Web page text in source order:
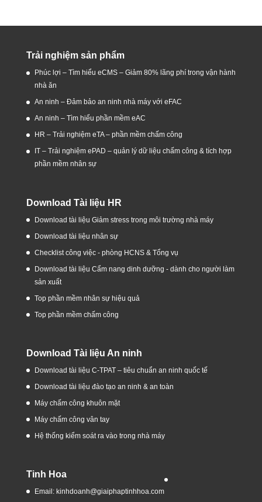
Trải nghiệm sản phẩm
Phúc lợi – Tìm hiểu eCMS – Giảm 80% lãng phí trong vận hành
nhà ăn
An ninh – Đảm bảo an ninh nhà máy với eFAC
An ninh – Tìm hiểu phần mềm eAC
HR – Trải nghiệm eTA – phần mềm chấm công
IT – Trải nghiệm ePAD – quản lý dữ liệu chấm công & tích hợp
phần mềm nhân sự
Download Tài liệu HR
Download tài liệu Giảm stress trong môi trường nhà máy
Download tài liệu nhân sự
Checklist công việc - phòng HCNS & Tổng vụ
Download tài liệu Cẩm nang dinh dưỡng - dành cho người làm
sản xuất
Top phần mềm nhân sự hiệu quả
Top phần mềm chấm công
Download Tài liệu An ninh
Download tài liệu C-TPAT – tiêu chuẩn an ninh quốc tế
Download tài liệu đào tạo an ninh & an toàn
Máy chấm công khuôn mặt
Máy chấm công vân tay
Hệ thống kiểm soát ra vào trong nhà máy
Tinh Hoa
Email: kinhdoanh@giaiphaptinhhoa.com